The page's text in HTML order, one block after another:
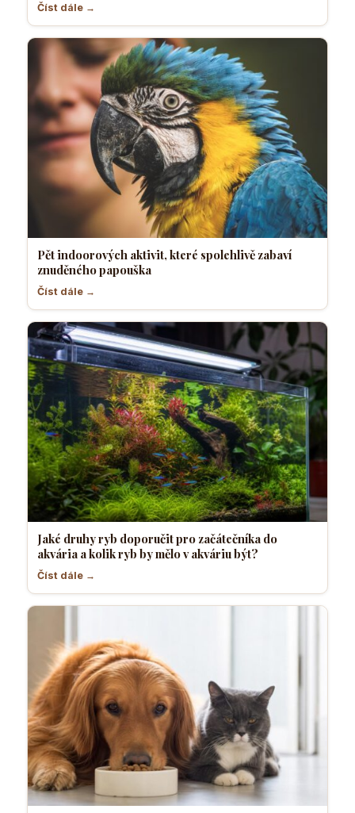
Číst dále →
Pět indoorových aktivit, které spolehlivě zabaví
znuděného papouška
Číst dále →
Jaké druhy ryb doporučit pro začátečníka do
akvária a kolik ryb by mělo v akváriu být?
Číst dále →